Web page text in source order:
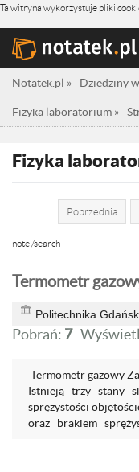
Ta witryna wykorzystuje pliki
Notatek.pl » Dziedziny
Fizyka laboratorium »
Fizyka
Poprzednia
note /search
Termometr
Politechnika
Pobrań: 7
Termometr gazowy
Istnieją trzy stany
sprężystości
oraz brakiem